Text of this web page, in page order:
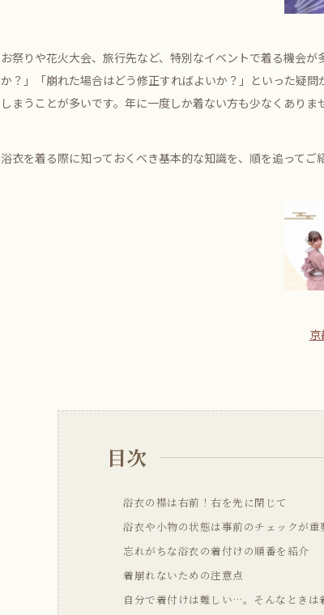
お祭りや花火大会、旅行先など、特別なイベントで着る機会
か？」「崩れた場合はどう修正すればよいか？」といった疑
しまうことが多いです。年に一度しか着ない方も少なくありま
浴衣を着る際に知っておくべき基本的な知識を、順を追ってご
京
目次
浴衣の襟は右前！右を先に閉じて
浴衣や小物の状態は事前のチェックが重
忘れがちな浴衣の着付けの順番を紹介
着崩れないための注意点
自分で着付けは難しい…。そんなときは